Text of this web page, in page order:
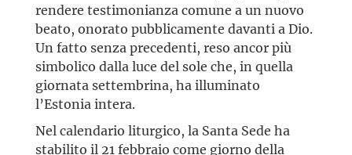
rendere testimonianza comune a un nuovo
beato, onorato pubblicamente davanti a Dio.
Un fatto senza precedenti, reso ancor più
simbolico dalla luce del sole che, in quella
giornata settembrina, ha illuminato
l’Estonia intera.
Nel calendario liturgico, la Santa Sede ha
stabilito il 21 febbraio come giorno della